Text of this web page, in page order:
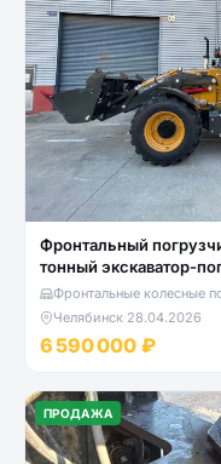
Фронтальный
тонный экскаватор-
Фронтальные колесные
Челябинск·28.04.2026
6 590 000 ₽
ПРОДАЖА